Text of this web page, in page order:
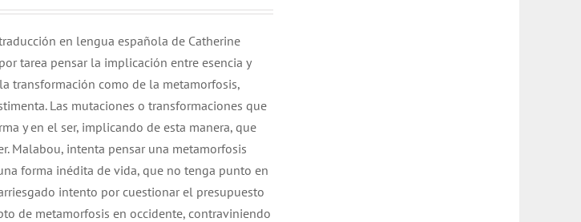
en lengua española de Catherine
tarea pensar la implicación entre esencia y
transformación como de la metamorfosis,
Las mutaciones o transformaciones que
y en el ser, implicando de esta manera, que
Malabou, intenta pensar una metamorfosis
forma inédita de vida, que no tenga punto en
intento por cuestionar el presupuesto
de metamorfosis en occidente, contraviniendo